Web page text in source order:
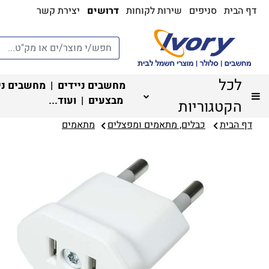
דף הבית סניפים שירות לקוחות דרושים יצירת קשר
לכל
הקטגוריות
מחשבים ניידים | מחשבים
מבצעים | ועוד...
דף הבית כבלים, מתאמים ומפצלים מתאמים‏